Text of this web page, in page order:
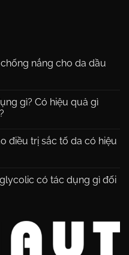
nắng cho da dầu
gì? Có hiệu quả gì
điều trị sắc tố da có hiệu
có tác dụng gì đối